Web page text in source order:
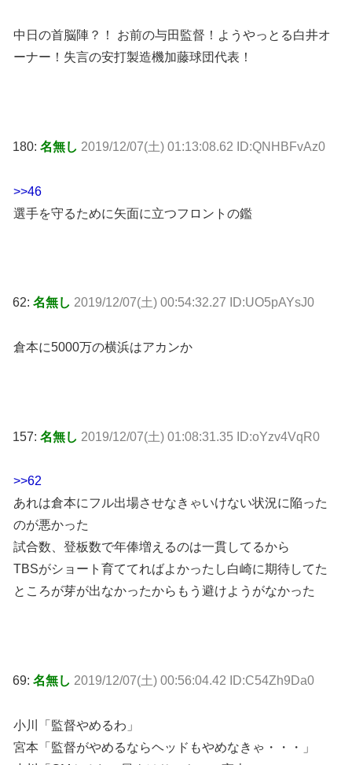
中日の首脳陣？！ お前の与田監督！ようやっとる白井オ
ーナー！失言の安打製造機加藤球団代表！
180: 名無し 2019/12/07(土) 01:13:08.62 ID:QNHBFvAz0
>>46
選手を守るために矢面に立つフロントの鑑
62: 名無し 2019/12/07(土) 00:54:32.27 ID:UO5pAYsJ0
倉本に5000万の横浜はアカンか
157: 名無し 2019/12/07(土) 01:08:31.35 ID:oYzv4VqR0
>>62
あれは倉本にフル出場させなきゃいけない状況に陥った
のが悪かった
試合数、登板数で年俸増えるのは一貫してるから
TBSがショート育ててればよかったし白崎に期待してた
ところが芽が出なかったからもう避けようがなかった
69: 名無し 2019/12/07(土) 00:56:04.42 ID:C54Zh9Da0
小川「監督やめるわ」
宮本「監督がやめるならヘッドもやめなきゃ・・・」